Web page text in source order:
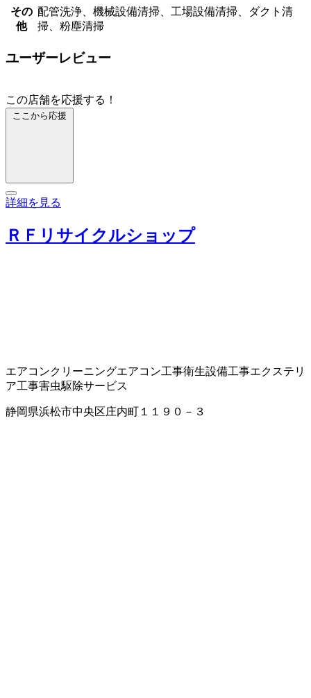
その
他
配管洗浄、機械設備清掃、工場設備清掃、ダクト清
掃、粉塵清掃
ユーザーレビュー
この店舗を応援する！
ここから応援
詳細を見る
ＲＦリサイクルショップ
エアコンクリーニングエアコン工事衛生設備工事エクステリ
ア工事害虫駆除サービス
静岡県浜松市中央区庄内町１１９０－３